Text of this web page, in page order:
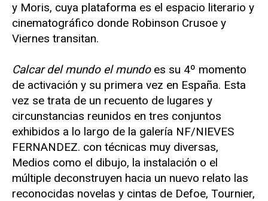
y Moris, cuya plataforma es el espacio literario y
cinematográfico donde Robinson Crusoe y
Viernes transitan.
Calcar del mundo el mundoes su 4º momento
de activación y su primera vez en España. Esta
vez se trata de un recuento de lugares y
circunstancias reunidos en tres conjuntos
exhibidos a lo largo de la galería NF/NIEVES
FERNANDEZ. con técnicas muy diversas,
Medios como el dibujo, la instalación o el
múltiple deconstruyen hacia un nuevo relato las
reconocidas novelas y cintas de Defoe, Tournier,